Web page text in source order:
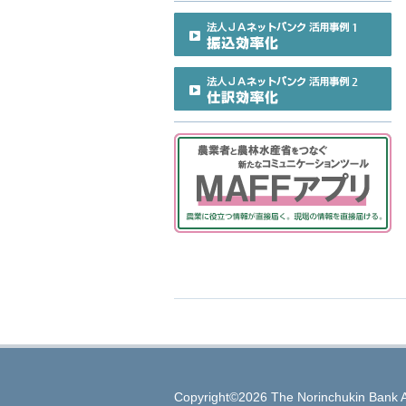
Copyright©2026 The Norinchukin Bank